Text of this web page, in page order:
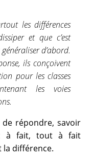
les différences
et que c’est
d’abord.
ils conçoivent
pour les classes
les voies
de répondre, savoir
à fait, tout à fait
la différence.